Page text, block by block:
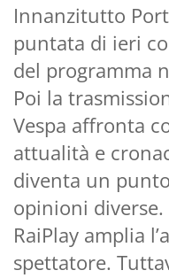
Innanzitutto
puntata di ieri
del programma
Poi la
Vespa affronta
attualità e
diventa un
opinioni
RaiPlay amplia
spettatore.